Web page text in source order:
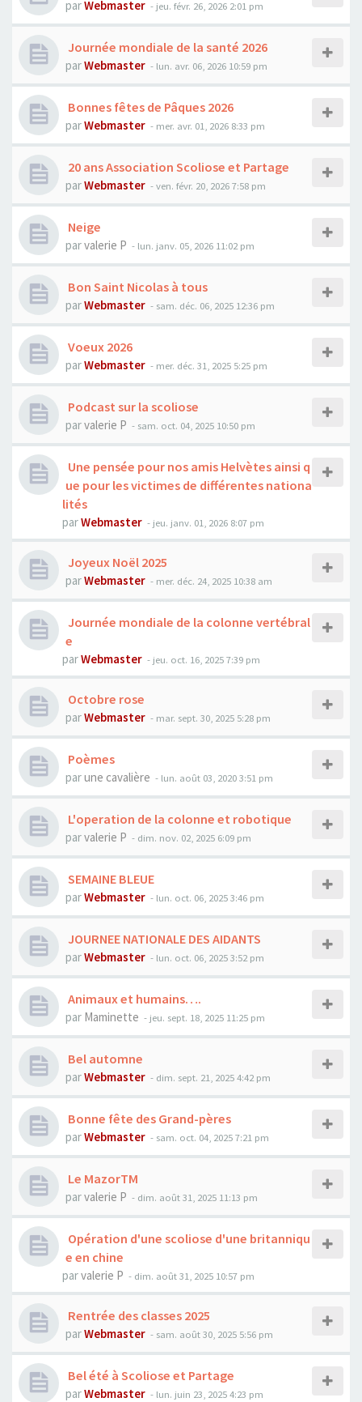
parWebmaster - jeu. févr. 26, 2026 2:01 pm
Journée mondiale de la santé 2026
parWebmaster - lun. avr. 06, 2026 10:59 pm
Bonnes fêtes de Pâques 2026
parWebmaster - mer. avr. 01, 2026 8:33 pm
20 ans Association Scoliose et Partage
parWebmaster - ven. févr. 20, 2026 7:58 pm
Neige
parvalerie P - lun. janv. 05, 2026 11:02 pm
Bon Saint Nicolas à tous
parWebmaster - sam. déc. 06, 2025 12:36 pm
Voeux 2026
parWebmaster - mer. déc. 31, 2025 5:25 pm
Podcast sur la scoliose
parvalerie P - sam. oct. 04, 2025 10:50 pm
Une pensée pour nos amis Helvètes ainsi q
ue pour les victimes de différentes nationa
lités
parWebmaster - jeu. janv. 01, 2026 8:07 pm
Joyeux Noël 2025
parWebmaster - mer. déc. 24, 2025 10:38 am
Journée mondiale de la colonne vertébral
e
parWebmaster - jeu. oct. 16, 2025 7:39 pm
Octobre rose
parWebmaster - mar. sept. 30, 2025 5:28 pm
Poèmes
parune cavalière - lun. août 03, 2020 3:51 pm
L'operation de la colonne et robotique
parvalerie P - dim. nov. 02, 2025 6:09 pm
SEMAINE BLEUE
parWebmaster - lun. oct. 06, 2025 3:46 pm
JOURNEE NATIONALE DES AIDANTS
parWebmaster - lun. oct. 06, 2025 3:52 pm
Animaux et humains….
par Maminette - jeu. sept. 18, 2025 11:25 pm
Bel automne
parWebmaster - dim. sept. 21, 2025 4:42 pm
Bonne fête des Grand-pères
parWebmaster - sam. oct. 04, 2025 7:21 pm
Le MazorTM
parvalerie P - dim. août 31, 2025 11:13 pm
Opération d'une scoliose d'une britanniqu
e en chine
parvalerie P - dim. août 31, 2025 10:57 pm
Rentrée des classes 2025
parWebmaster - sam. août 30, 2025 5:56 pm
Bel été à Scoliose et Partage
parWebmaster - lun. juin 23, 2025 4:23 pm